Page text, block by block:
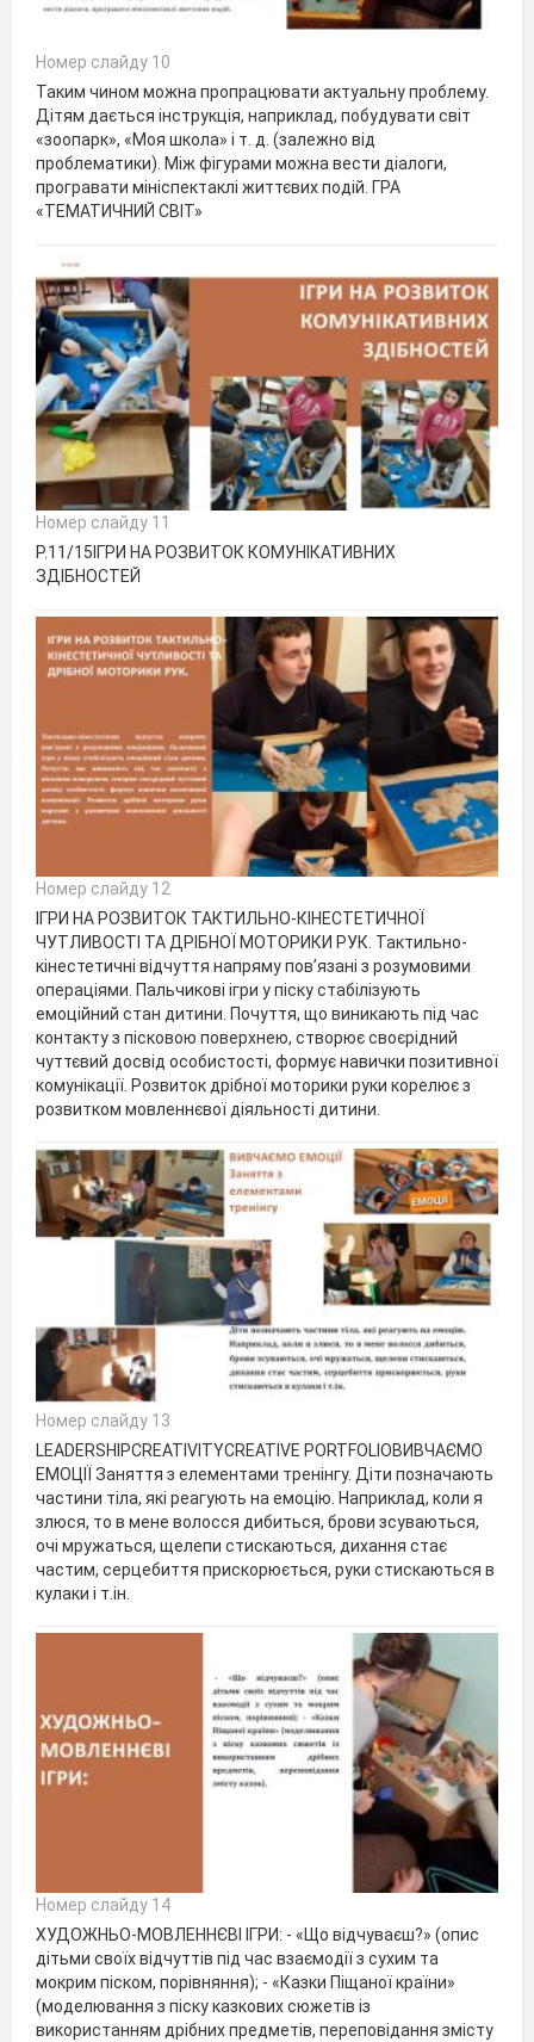
Номер слайду 10
Таким чином можна пропрацювати актуальну проблему.
Дітям дається інструкція, наприклад, побудувати світ
«зоопарк», «Моя школа» і т. д. (залежно від
проблематики). Між фігурами можна вести діалоги,
програвати мініспектаклі життєвих подій. ГРА
«ТЕМАТИЧНИЙ СВІТ»
Номер слайду 11
P.11/15ІГРИ НА РОЗВИТОК КОМУНІКАТИВНИХ
ЗДІБНОСТЕЙ
Номер слайду 12
ІГРИ НА РОЗВИТОК ТАКТИЛЬНО-КІНЕСТЕТИЧНОЇ
ЧУТЛИВОСТІ ТА ДРІБНОЇ МОТОРИКИ РУК. Тактильно-
кінестетичні відчуття напряму пов’язані з розумовими
операціями. Пальчикові ігри у піску стабілізують
емоційний стан дитини. Почуття, що виникають під час
контакту з пісковою поверхнею, створює своєрідний
чуттєвий досвід особистості, формує навички позитивної
комунікації. Розвиток дрібної моторики руки корелює з
розвитком мовленнєвої діяльності дитини.
Номер слайду 13
LEADERSHIPCREATIVITYCREATIVE PORTFOLIOВИВЧАЄМО
ЕМОЦІЇ Заняття з елементами тренінгу. Діти позначають
частини тіла, які реагують на емоцію. Наприклад, коли я
злюся, то в мене волосся дибиться, брови зсуваються,
очі мружаться, щелепи стискаються, дихання стає
частим, серцебиття прискорюється, руки стискаються в
кулаки і т.ін.
Номер слайду 14
ХУДОЖНЬО-МОВЛЕННЄВІ ІГРИ: - «Що відчуваєш?» (опис
дітьми своїх відчуттів під час взаємодії з сухим та
мокрим піском, порівняння); - «Казки Піщаної країни»
(моделювання з піску казкових сюжетів із
використанням дрібних предметів, переповідання змісту